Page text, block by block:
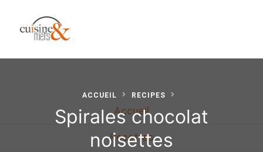
Accueil
Recettes
ACCUEIL RECIPES
Spirales chocolat
noisettes